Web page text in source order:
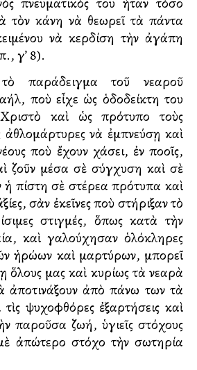
τὸν κάνη νὰ θεωρεῖ τὰ πάντα
νὰ κερδίση τὴν ἀγάπη
γ’ 8).
παράδειγμα τοῦ νεαροῦ
ποὺ εἶχε ὡς ὁδοδείκτη του
καὶ ὡς πρότυπο τοὺς
ἀθλομάρτυρες νὰ ἐμπνεύσῃ καὶ
ποὺ ἔχουν χάσει, ἐν πολλοῖς,
ζοῦν μέσα σὲ σύγχυση καὶ σὲ
πίστη σὲ στέρεα πρότυπα καὶ
σὰν ἐκεῖνες ποὺ στήριξαν τὸ
στιγμές, ὅπως κατὰ τὴν
καὶ γαλούχησαν ὁλόκληρες
ἡρώων καὶ μαρτύρων, μπορεῖ
ὅλους μας καὶ κυρίως τὰ νεαρὰ
ἀποτινάξουν ἀπὸ πάνω των τὰ
ψυχοφθόρες ἐξαρτήσεις καὶ
παροῦσα ζωή, ὑγιεῖς στόχους
ἀπώτερο στόχο τὴν σωτηρία